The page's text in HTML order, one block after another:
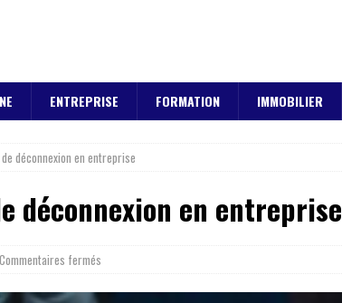
ENTREPRISE FORMATION IMMOBILIER
déconnexion en entreprise
déconnexion en entreprise
Commentaires fermés